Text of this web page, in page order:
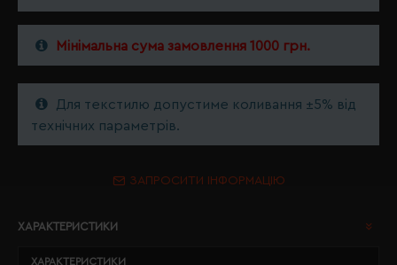
Мінімальна сума замовлення 1000 грн.
Для текстилю допустиме коливання ±5% від
технічних параметрів.
ЗАПРОСИТИ ІНФОРМАЦІЮ
ХАРАКТЕРИСТИКИ
ХАРАКТЕРИСТИКИ